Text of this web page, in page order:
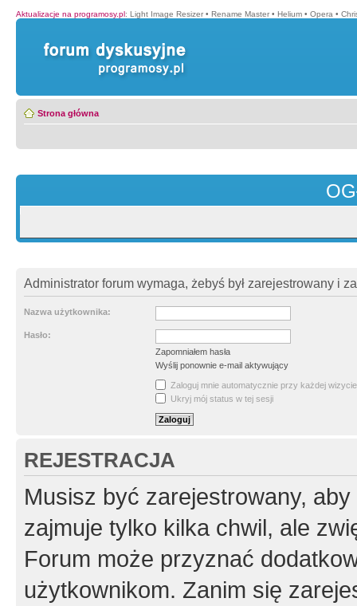
Aktualizacje na programosy.pl: Light Image Resizer • Rename Master • Helium • Opera •
Strona główna
Administrator forum wymaga, żebyś był zarejestrowany i
Nazwa użytkownika:
Hasło:
Zapomniałem hasła
Wyślij ponownie e-mail aktywujący
Zaloguj mnie automatycznie przy każdej wizycie
Ukryj mój status w tej sesji
REJESTRACJA
Musisz być zarejestrowany,
zajmuje tylko kilka chwil, ale
Forum może przyznać
użytkownikom. Zanim się